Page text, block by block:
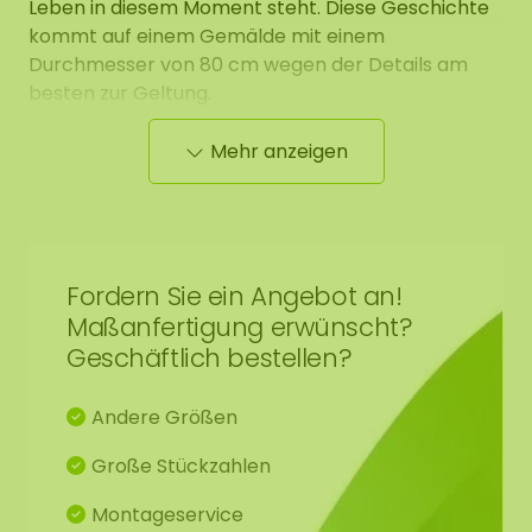
Leben in diesem Moment steht. Diese Geschichte
kommt auf einem Gemälde mit einem
Durchmesser von 80 cm wegen der Details am
besten zur Geltung.
Kantenverarbeitung – So ist die Seite des
Moosbildes gestaltet
Die Maße werden an der breitesten Stelle
gemessen.Die Abbildung zeigt das Muster eines
Moosbildes in der Größe 100 cm. Da es sich um ein
Naturprodukt handelt, ist jedes Moosbild ein
Unikat. Daher kann das Layout des gekauften
Mehr anzeigen
Fordern Sie ein Angebot an!
Maßanfertigung erwünscht?
Geschäftlich bestellen?
Andere Größen
Große Stückzahlen
Montageservice